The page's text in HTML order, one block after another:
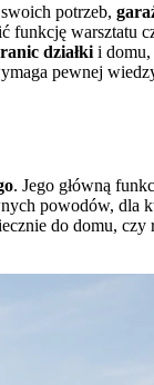
potrzeb,
funkcję warsztatu
działki i domu,
pewnej
. Jego główną
powodów, dla
do domu,